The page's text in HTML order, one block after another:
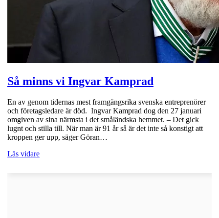
Så minns vi Ingvar Kamprad
En av genom tidernas mest framgångsrika svenska entreprenörer
och företagsledare är död. Ingvar Kamprad dog den 27 januari
omgiven av sina närmsta i det småländska hemmet. – Det gick
lugnt och stilla till. När man är 91 år så är det inte så konstigt att
kroppen ger upp, säger Göran…
Läs vidare